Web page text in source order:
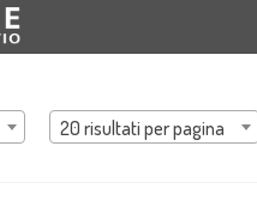
20 risultati per pagina